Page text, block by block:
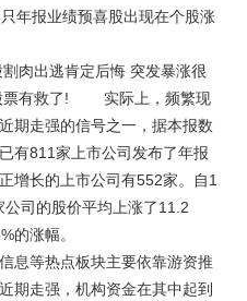
年报业绩预喜股出现在个股涨
肉出逃肯定后悔 突发暴涨很
票有救了! 实际上，频繁现
期走强的信号之一，据本报数
有811家上市公司发布了年报
增长的上市公司有552家。自1
司的股价平均上涨了11.2
的涨幅。
等热点板块主要依靠游资推
期走强，机构资金在其中起到